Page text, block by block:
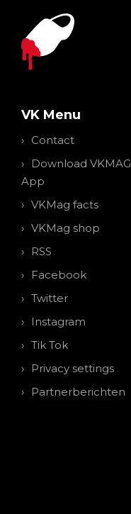
VK Menu
Contact
Download VKMAG
App
VKMag facts
VKMag shop
RSS
Facebook
Twitter
Instagram
Tik Tok
Privacy settings
Partnerberichten